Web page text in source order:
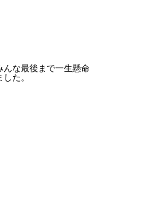
な最後まで一生懸命
した。